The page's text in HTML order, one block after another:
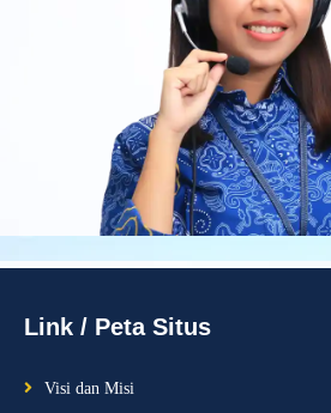
Link / Peta Situs
Visi dan Misi